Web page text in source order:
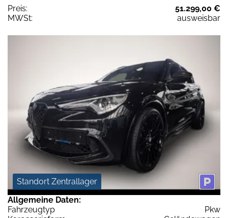
Preis:
51.299,00 €
MWSt:
ausweisbar
Standort Zentrallager
Allgemeine Daten:
Fahrzeugtyp
Pkw